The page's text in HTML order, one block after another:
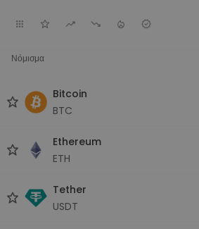
Νόμισμα
Bitcoin
BTC
Ethereum
ETH
Tether
USDT